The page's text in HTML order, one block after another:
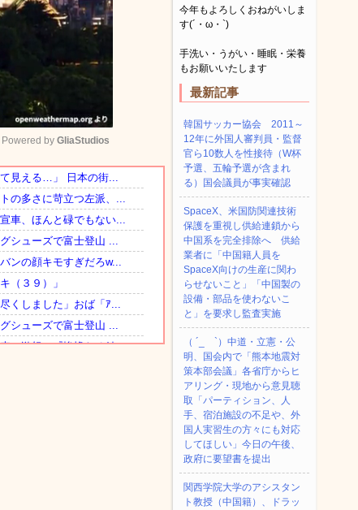
Mute
Powered by GliaStudios
今年もよろしくおねがいしま
す(´・ω・`)
手洗い・うがい・睡眠・栄養
もお願いいたします
最新記事
韓国サッカー協会 2011～
12年に外国人審判員・監督
官ら10数人を性接待（W杯
予選、五輪予選が含まれ
る）国会議員が事実確認
SpaceX、米国防関連技術
保護を重視し供給連鎖から
中国系を完全排除へ 供給
業者に「中国籍人員を
SpaceX向けの生産に関わ
らせないこと」「中国製の
設備・部品を使わないこ
と」を要求し監査実施
（ ´_ゝ`）中道・立憲・公
明、国会内で「熊本地震対
策本部会議」各省庁からヒ
アリング・現地から意見聴
取「パーティション、人
手、宿泊施設の不足や、外
国人実習生の方々にも対応
してほしい」今日の午後、
政府に要望書を提出
関西学院大学のアシスタン
ト教授（中国籍）、ドラッ